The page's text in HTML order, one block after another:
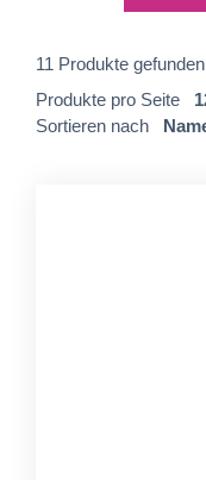
11 Produkte gefunden
Produkte pro Seite
Sortieren nach